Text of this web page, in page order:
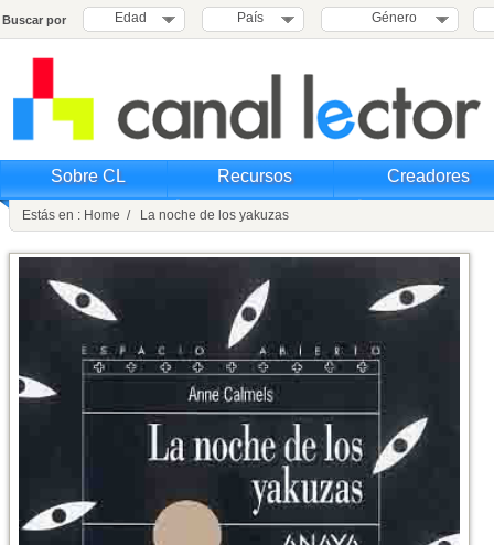
Buscar por Edad País Género
Sobre CL Recursos Creadores
Estás en : Home / La noche de los yakuzas